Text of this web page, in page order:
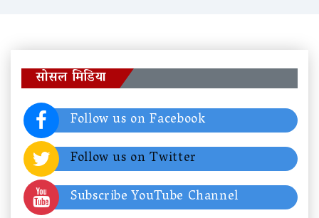
सोसल मिडिया
Follow us on Facebook
Follow us on Twitter
Subscribe YouTube Channel